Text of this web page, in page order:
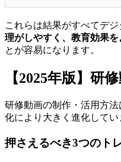
これらは結果がすべてデジ
理がしやすく、教育効果
とが容易になります。
【2025年版】研
研修動画の制作・活用方
化により大きく進化してい
押さえるべき3つのト